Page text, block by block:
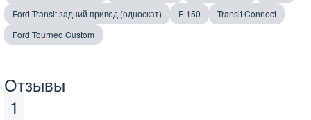
Ford Transit задний привод (односкат)
F-150
Transit Connect
Ford Tourneo Custom
Отзывы
1